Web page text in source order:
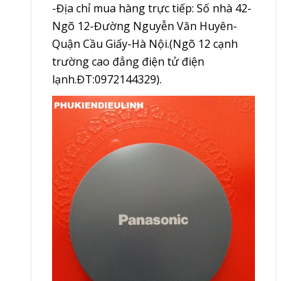
-Địa chỉ mua hàng trực tiếp: Số nhà 42-
Ngõ 12-Đường Nguyễn Văn Huyên-
Quận Cầu Giấy-Hà Nội.(Ngõ 12 cạnh
trường cao đẳng điện tử điện
lạnh.ĐT:0972144329).